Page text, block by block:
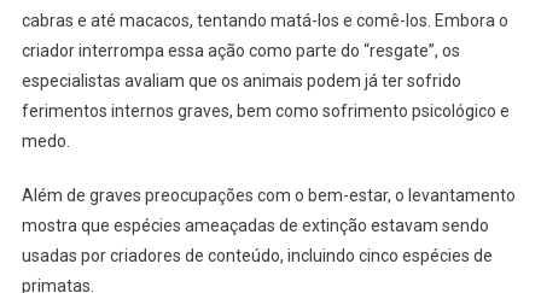
cabras e até macacos, tentando matá-los e comê-los. Embora o
criador interrompa essa ação como parte do “resgate”, os
especialistas avaliam que os animais podem já ter sofrido
ferimentos internos graves, bem como sofrimento psicológico e
medo.
Além de graves preocupações com o bem-estar, o levantamento
mostra que espécies ameaçadas de extinção estavam sendo
usadas por criadores de conteúdo, incluindo cinco espécies de
primatas.